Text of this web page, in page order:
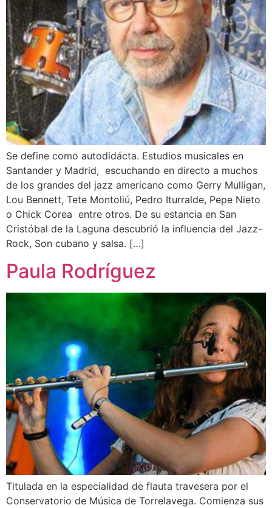
Se define como autodidácta. Estudios musicales en
Santander y Madrid, escuchando en directo a muchos
de los grandes del jazz americano como Gerry Mulligan,
Lou Bennett, Tete Montoliú, Pedro Iturralde, Pepe Nieto
o Chick Corea entre otros. De su estancia en San
Cristóbal de la Laguna descubrió la influencia del Jazz-
Rock, Son cubano y salsa. […]
Paula Rodríguez
Titulada en la especialidad de flauta travesera por el
Conservatorio de Música de Torrelavega. Comienza sus